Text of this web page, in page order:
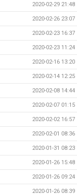
2020-02-29 21:48
2020-02-26 23:07
2020-02-23 16:37
2020-02-23 11:24
2020-02-16 13:20
2020-02-14 12:25
2020-02-08 14:44
2020-02-07 01:15
2020-02-02 16:57
2020-02-01 08:36
2020-01-31 08:23
2020-01-26 15:48
2020-01-26 09:24
2020-01-26 08:39